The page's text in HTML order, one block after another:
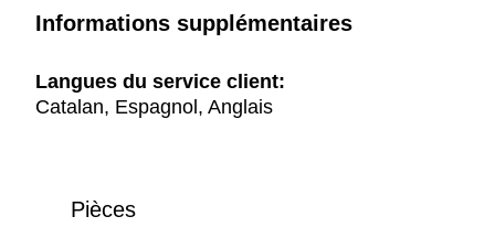
Informations supplémentaires
Langues du service client:
Catalan, Espagnol, Anglais
Pièces